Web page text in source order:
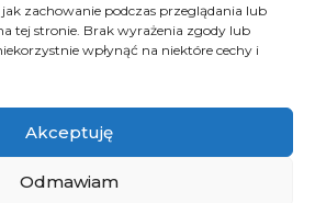
zachowanie podczas przeglądania lub
tej stronie. Brak wyrażenia zgody lub
wpłynąć na niektóre cechy i
Akceptuję
Odmawiam
RODO